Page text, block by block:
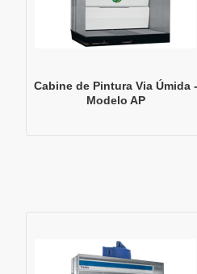
Cabine de Pintura Via Úmida -
Modelo AP